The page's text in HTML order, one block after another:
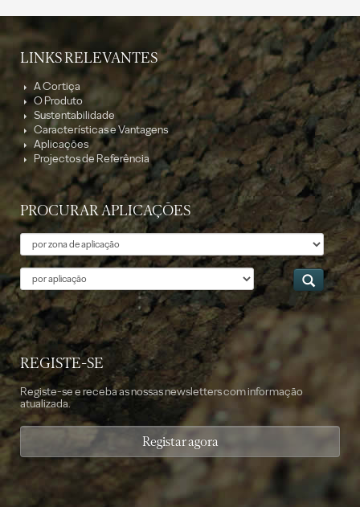
LINKS RELEVANTES
A Cortiça
O Produto
Sustentabilidade
Características e Vantagens
Aplicações
Projectos de Referência
PROCURAR APLICAÇÕES
Tema
Aplicação
REGISTE-SE
Registe-se e receba as nossas newsletters com informação
atualizada.
Registar agora